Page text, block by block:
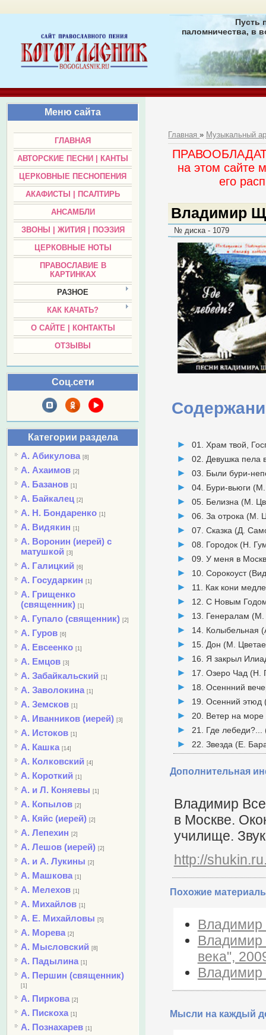
Пусть
паломничества, в
Меню сайта
ГЛАВНАЯ
АВТОРСКИЕ ПЕСНИ | КАНТЫ
ЦЕРКОВНЫЕ ПЕСНОПЕНИЯ
АКАФИСТЫ | ПСАЛТИРЬ
АНСАМБЛИ
ЗВОНЫ | ЖИТИЯ | ПОЭЗИЯ
ЦЕРКОВНЫЕ НОТЫ
ПРАВОСЛАВИЕ В
КАРТИНКАХ
РАЗНОЕ
КАК КАЧАТЬ?
О САЙТЕ | КОНТАКТЫ
ОТЗЫВЫ
Соц.сети
Категории раздела
А. Абикулова [8]
А. Ахаимов [2]
А. Базанов [1]
А. Байкалец [2]
А. Н. Бондаренко [1]
А. Видякин [1]
А. Воронин (иерей) с
матушкой [3]
А. Галицкий [6]
А. Государкин [1]
А. Грищенко
(священник) [1]
А. Гупало (священник) [2]
А. Гуров [6]
А. Евсеенко [1]
А. Емцов [3]
А. Забайкальский [1]
А. Заволокина [1]
А. Земсков [1]
А. Иванников (иерей) [3]
А. Истоков [1]
А. Кашка [14]
А. Колковский [4]
А. Короткий [1]
А. и Л. Коняевы [1]
А. Копылов [2]
А. Кяйс (иерей) [2]
А. Лепехин [2]
А. Лешов (иерей) [2]
А. и А. Лукины [2]
А. Машкова [1]
А. Мелехов [1]
А. Михайлов [1]
А. Е. Михайловы [5]
А. Морева [2]
А. Мысловский [8]
А. Падылина [1]
А. Першин (священник)
[1]
А. Пиркова [2]
А. Пискоха [1]
А. Познахарев [1]
Главная» Музыкальный
на этом сайте
его
Владимир
№ диска - 1079
01. Храм твой,
02. Девушка пела
03. Были бури-
04. Бури-вьюги
05. Белизна (М.
06. За отрока (М.
07. Сказка (Д.
08. Городок (Н.
09. У меня в
10. Сорокоуст
11. Как кони
12. С Новым
13. Генералам (М.
14. Колыбельная
15. Дон (М.
16. Я закрыл
17. Озеро Чад (Н.
18. Осеннний
19. Осенний этюд
20. Ветер на море
21. Где
22. Звезда (Е.
Дополнительная
Владимир
в Москве.
училище.
http://
Похожие
Владимир
Владимир
века",
Владимир
Мысли на каждый